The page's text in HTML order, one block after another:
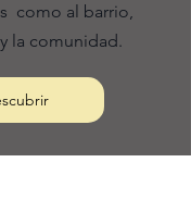
como al barrio,
la comunidad.